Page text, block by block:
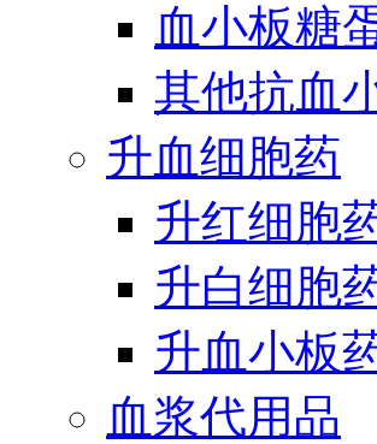
血小板糖
其他抗血
升血细胞药
升红细胞
升白细胞
升血小板
血浆代用品